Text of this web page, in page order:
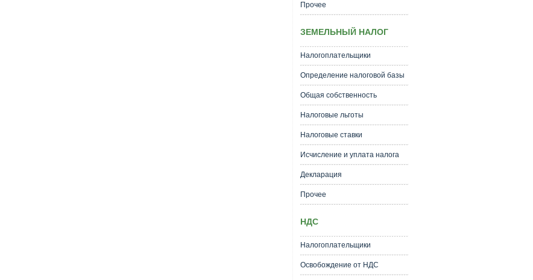
Прочее
ЗЕМЕЛЬНЫЙ НАЛОГ
Налогоплательщики
Определение налоговой базы
Общая собственность
Налоговые льготы
Налоговые ставки
Исчисление и уплата налога
Декларация
Прочее
НДС
Налогоплательщики
Освобождение от НДС